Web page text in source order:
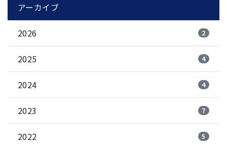
アーカイブ
2026 2
2025 4
2024 4
2023 7
2022 5